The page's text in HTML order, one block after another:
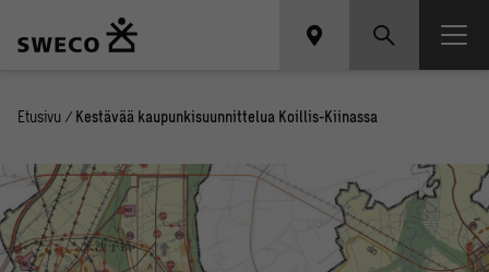
Etusivu / Kestävää kaupunkisuunnittelua Koillis-Kiinassa